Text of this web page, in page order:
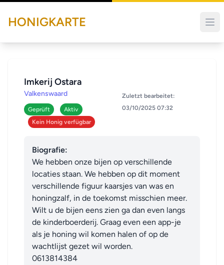
HONIGKARTE
Imkerij Ostara
Valkenswaard
Geprüft
Aktiv
Kein Honig verfügbar
Zuletzt bearbeitet:
03/10/2025 07:32
Biografie:
We hebben onze bijen op verschillende
locaties staan. We hebben op dit moment
verschillende figuur kaarsjes van was en
honingzalf, in de toekomst misschien meer.
Wilt u de bijen eens zien ga dan even langs
de kinderboerderij. Graag even een app-je
als je honing wil komen halen of op de
wachtlijst gezet wil worden.
0613814384